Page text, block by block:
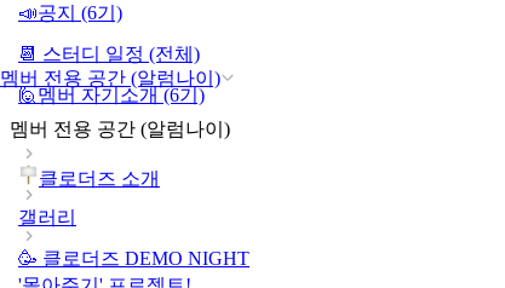
멤버 전용 공간 (알럼나이)
📣공지 (6기)
📆 스터디 일정 (전체)
🙋멤버 자기소개 (6기)
멤버 전용 공간 (알럼나이)
클로더즈 소개
갤러리
🥳 클로더즈 DEMO NIGHT